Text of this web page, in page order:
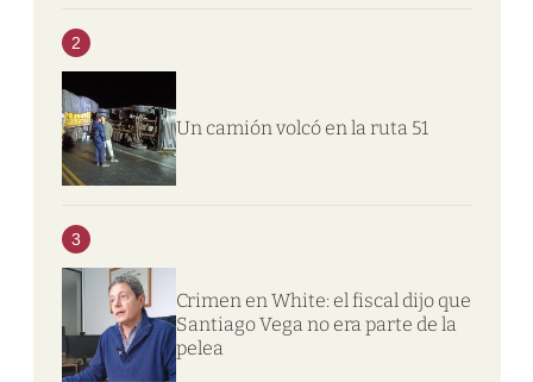
2
Un camión volcó en la ruta 51
3
Crimen en White: el fiscal dijo que
Santiago Vega no era parte de la
pelea